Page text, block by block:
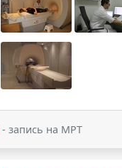
- запись на МРТ